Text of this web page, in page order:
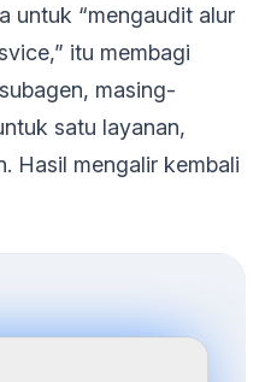
untuk “mengaudit alur
itu membagi
masing-
satu layanan,
Hasil mengalir kembali